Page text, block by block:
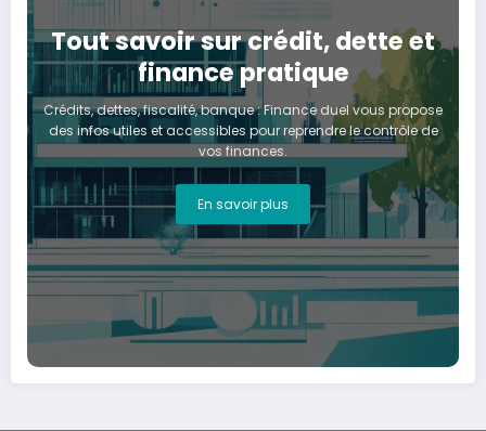
Tout savoir sur crédit, dette et
finance pratique
Crédits, dettes, fiscalité, banque : Finance duel vous propose
des infos utiles et accessibles pour reprendre le contrôle de
vos finances.
En savoir plus